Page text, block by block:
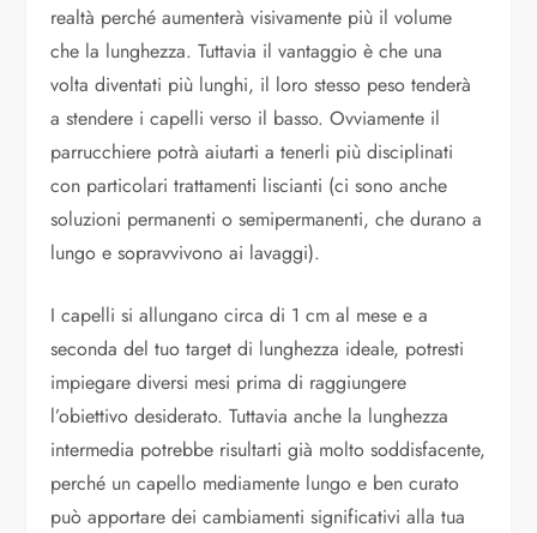
realtà perché aumenterà visivamente più il volume
che la lunghezza. Tuttavia il vantaggio è che una
volta diventati più lunghi, il loro stesso peso tenderà
a stendere i capelli verso il basso. Ovviamente il
parrucchiere potrà aiutarti a tenerli più disciplinati
con particolari trattamenti liscianti (ci sono anche
soluzioni permanenti o semipermanenti, che durano a
lungo e sopravvivono ai lavaggi).
I capelli si allungano circa di 1 cm al mese e a
seconda del tuo target di lunghezza ideale, potresti
impiegare diversi mesi prima di raggiungere
l’obiettivo desiderato. Tuttavia anche la lunghezza
intermedia potrebbe risultarti già molto soddisfacente,
perché un capello mediamente lungo e ben curato
può apportare dei cambiamenti significativi alla tua